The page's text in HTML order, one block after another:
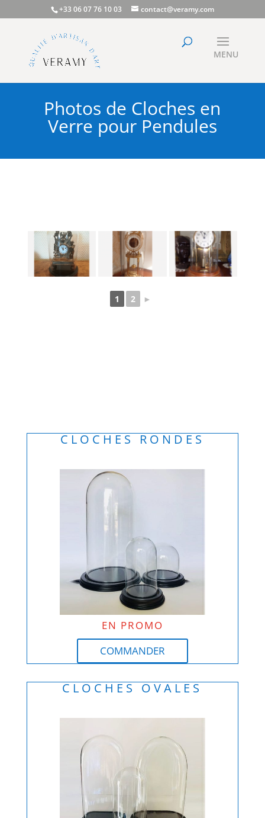
+33 06 07 76 10 03 contact@veramy.com
Photos de Cloches en
Verre pour Pendules
1 2 ►
CLOCHES RONDES
EN PROMO
COMMANDER
CLOCHES OVALES